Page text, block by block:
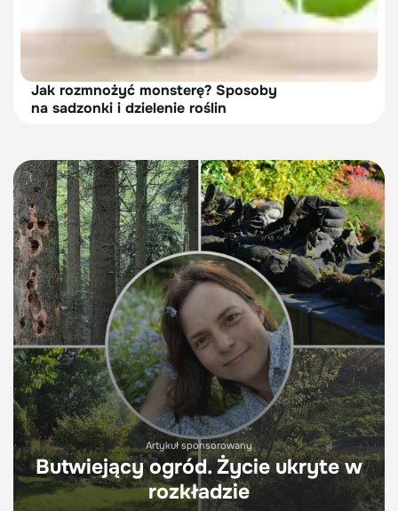
Jak rozmnożyć monsterę? Sposoby
na sadzonki i dzielenie roślin
Artykuł sponsorowany
Butwiejący ogród. Życie ukryte w
rozkładzie